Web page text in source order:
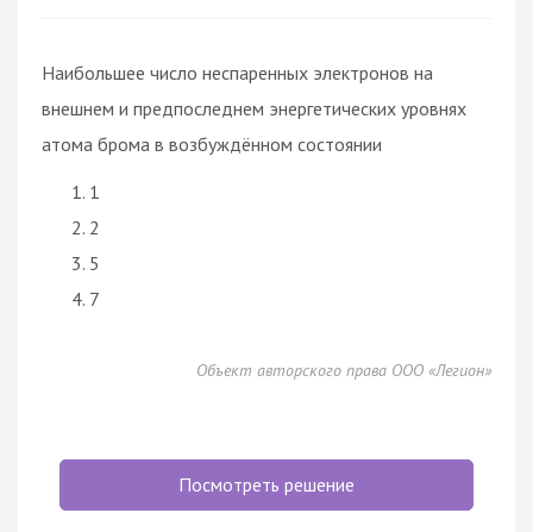
Наибольшее число неспаренных электронов на
внешнем и предпоследнем энергетических уровнях
атома брома в возбуждённом состоянии
1
2
5
7
Объект авторского права ООО «Легион»
Посмотреть решение